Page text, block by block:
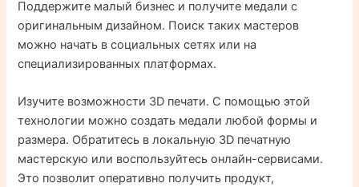
Поддержите малый бизнес и получите медали с
оригинальным дизайном. Поиск таких мастеров
можно начать в социальных сетях или на
специализированных платформах.
Изучите возможности 3D печати. С помощью этой
технологии можно создать медали любой формы и
размера. Обратитесь в локальную 3D печатную
мастерскую или воспользуйтесь онлайн-сервисами.
Это позволит оперативно получить продукт,